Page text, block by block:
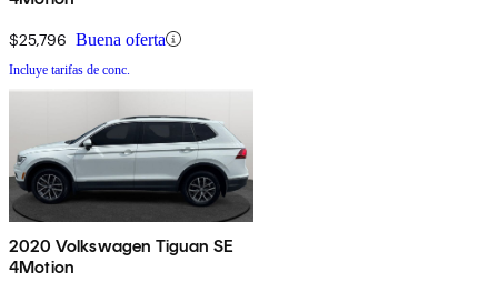
$25,796 Buena oferta
Incluye tarifas de conc.
2020 Volkswagen Tiguan SE
4Motion